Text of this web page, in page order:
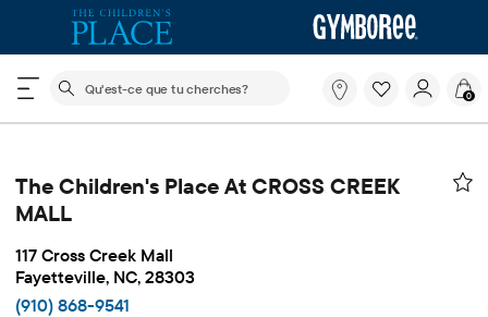
Le champ de recherche ci-dessous filtre les
Qu'est-
que
0
The Children's Place At CROSS CREEK
MALL
117 Cross Creek Mall
Fayetteville, NC, 28303
(910) 868-9541